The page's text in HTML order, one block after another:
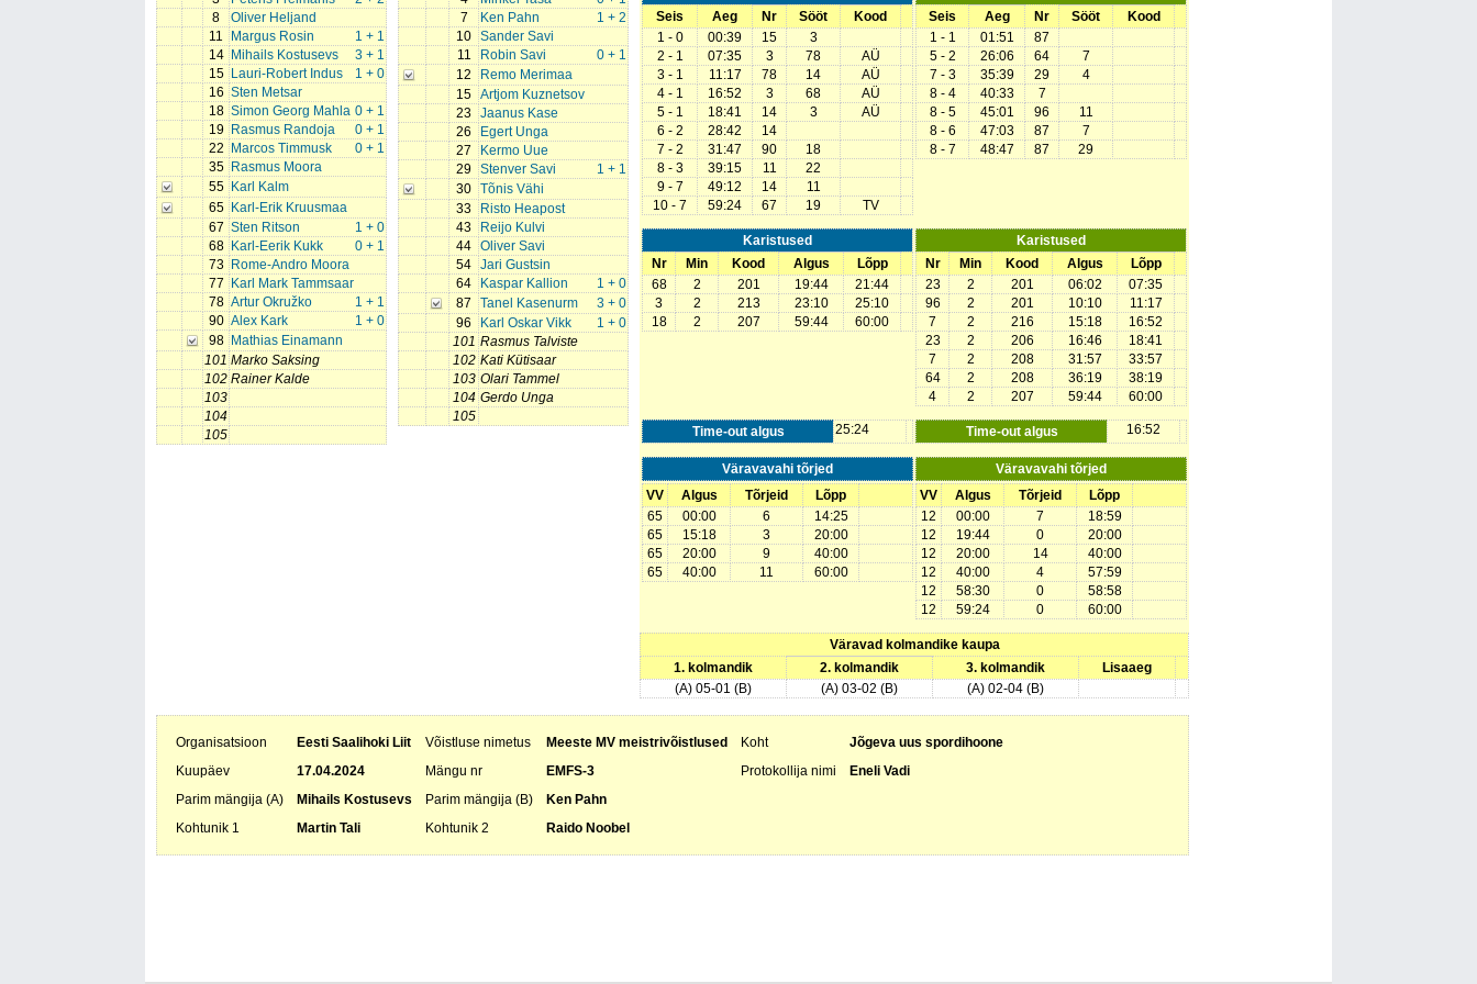
8
Oliver Heljand
11
1 + 1
Margus Rosin
14
3 + 1
Mihails Kostusevs
15
1 + 0
Lauri-Robert Indus
16 Sten Metsar
18
0 + 1
Simon Georg Mahla
19
0 + 1
Rasmus Randoja
22
0 + 1
Marcos Timmusk
35
Rasmus Moora
55
Karl Kalm
65
Karl-Erik Kruusmaa
67
1 + 0
Sten Ritson
68
0 + 1
Karl-Eerik Kukk
73
Rome-Andro Moora
77
Karl Mark Tammsaar
78
1 + 1
Artur Okružko
90
1 + 0
Alex Kark
98
Mathias Einamann
101 Marko Saksing
102 Rainer Kalde
103
104
105
7
1 + 2
Ken Pahn
10 Sander Savi
11
0 + 1
Robin Savi
12
Remo Merimaa
15 Artjom Kuznetsov
23 Jaanus Kase
26
Egert Unga
27
Kermo Uue
29
1 + 1
Stenver Savi
30 Tõnis Vähi
33
Risto Heapost
43
Reijo Kulvi
44 Oliver Savi
54 Jari Gustsin
64
1 + 0
Kaspar Kallion
87
3 + 0
Tanel Kasenurm
96
1 + 0
Karl Oskar Vikk
101 Rasmus Talviste
102 Kati Kütisaar
103 Olari Tammel
104 Gerdo Unga
105
Seis
Aeg Nr Sööt
Kood
1 - 0
00:39 15
3
2 - 1
07:35 3 78
AÜ
3 - 1
11:17 78 14
AÜ
4 - 1
16:52 3 68
AÜ
5 - 1
18:41 14 3
AÜ
6 - 2
28:42
14
7 - 2
31:47 90
18
8 - 3
39:15 11
22
9 - 7
49:12 14
11
10 - 7
59:24 67 19 TV
Seis
Aeg Nr Sööt
Kood
1 - 1
01:51
87
5 - 2
26:06 64
7
7 - 3
35:39 29
4
8 - 4
40:33
7
8 - 5
45:01 96
11
8 - 6
47:03 87
7
8 - 7
48:47 87 29
Karistused
Nr
Min Kood Algus
Lõpp
68
2 201 19:44
21:44
3
2 213 23:10
25:10
18
2 207 59:44 60:00
Karistused
Nr
Min Kood Algus
Lõpp
23
2 201 06:02
07:35
96
2 201 10:10
11:17
7
2 216 15:18
16:52
23
2 206 16:46
18:41
7
2 208 31:57
33:57
64
2 208 36:19
38:19
4
2 207 59:44 60:00
Time-out algus 25:24 Time-out algus 16:52
Väravavahi tõrjed
Väravavahi tõrjed
VV
Algus Tõrjeid
Lõpp
65
00:00 6
14:25
65
15:18 3
20:00
65
20:00 9
40:00
65
40:00 11 60:00
VV Algus Tõrjeid
Lõpp
12
00:00 7
18:59
12
19:44 0
20:00
12
20:00 14
40:00
12
40:00 4
57:59
12
58:30 0
58:58
12
59:24 0 60:00
Väravad kolmandike kaupa
1. kolmandik
2. kolmandik 3. kolmandik
Lisaaeg
(A) 05-01 (B)
(A) 03-02 (B) (A) 02-04 (B)
Organisatsioon Eesti Saalihoki Liit Võistluse nimetus Meeste MV meistrivõistlused Koht
Jõgeva uus spordihoone
Kuupäev
17.04.2024 Mängu nr EMFS-3 Protokollija nimi
Eneli Vadi
Parim mängija (A)
Mihails Kostusevs Parim mängija (B)
Ken Pahn
Kohtunik 1
Martin Tali Kohtunik 2 Raido Noobel